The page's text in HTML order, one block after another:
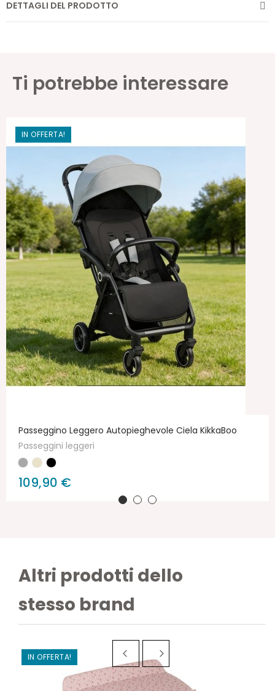
DETTAGLI DEL PRODOTTO
Ti potrebbe interessare
IN OFFERTA!
Passeggino Leggero Autopieghevole Ciela KikkaBoo
Passeggini leggeri
109,90 €
Altri prodotti dello
stesso brand
IN OFFERTA!